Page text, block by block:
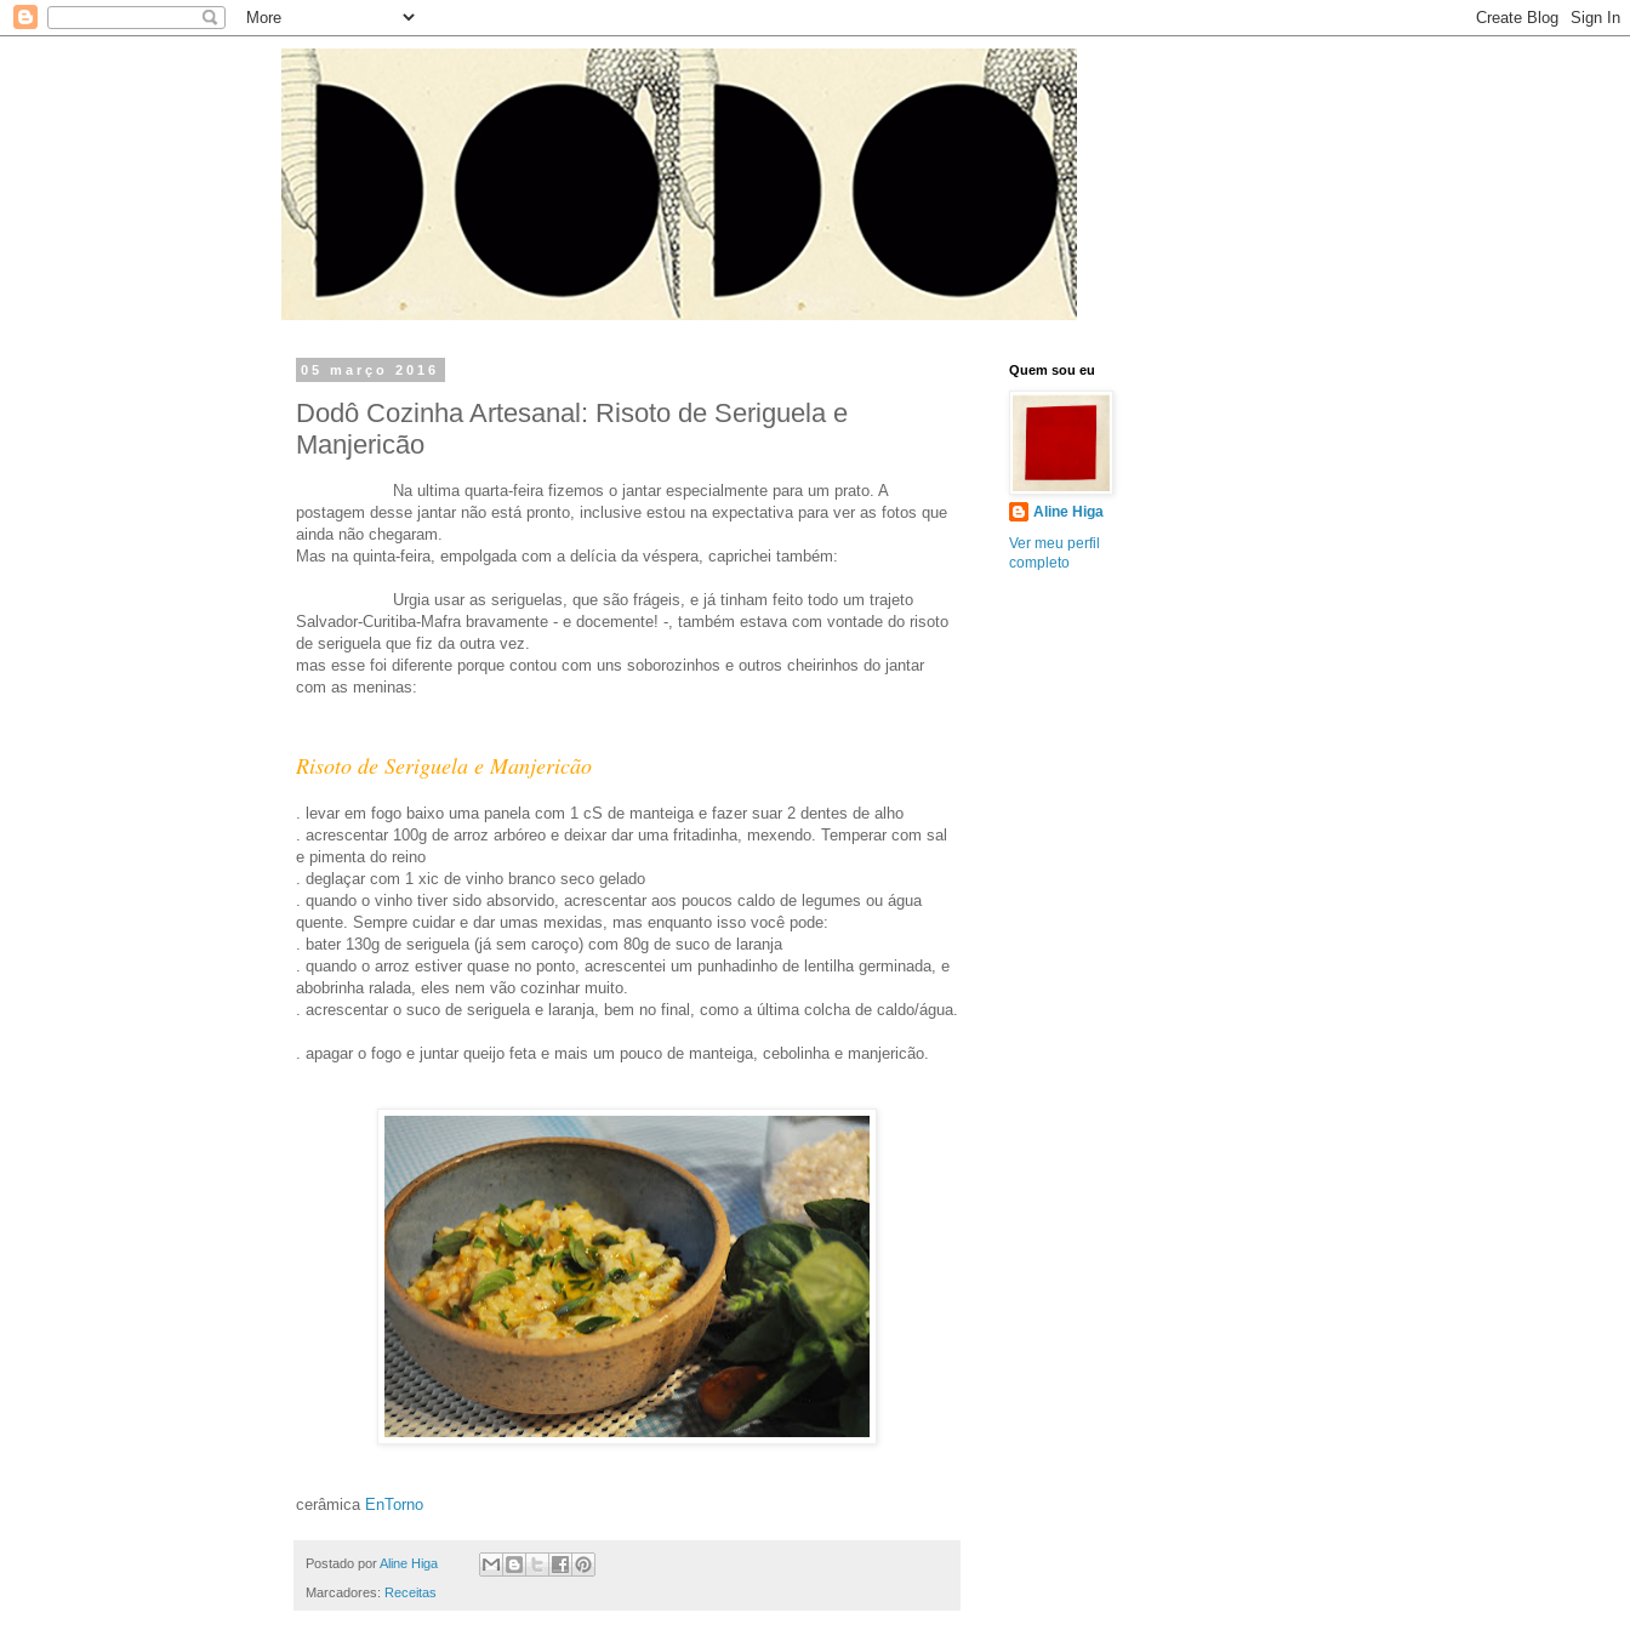
05 março 2016
Dodô Cozinha Artesanal: Risoto de Seriguela e
Manjericão
Na ultima quarta-feira fizemos o jantar especialmente para um prato. A
postagem desse jantar não está pronto, inclusive estou na expectativa para ver as fotos que
ainda não chegaram.
Mas na quinta-feira, empolgada com a delícia da véspera, caprichei também:
Urgia usar as seriguelas, que são frágeis, e já tinham feito todo um trajeto
Salvador-Curitiba-Mafra bravamente - e docemente! -, também estava com vontade do risoto
de seriguela que fiz da outra vez.
mas esse foi diferente porque contou com uns soborozinhos e outros cheirinhos do jantar
com as meninas:
Risoto de Seriguela e Manjericão
. levar em fogo baixo uma panela com 1 cS de manteiga e fazer suar 2 dentes de alho
. acrescentar 100g de arroz arbóreo e deixar dar uma fritadinha, mexendo. Temperar com sal
e pimenta do reino
. deglaçar com 1 xic de vinho branco seco gelado
. quando o vinho tiver sido absorvido, acrescentar aos poucos caldo de legumes ou água
quente. Sempre cuidar e dar umas mexidas, mas enquanto isso você pode:
. bater 130g de seriguela (já sem caroço) com 80g de suco de laranja
. quando o arroz estiver quase no ponto, acrescentei um punhadinho de lentilha germinada, e
abobrinha ralada, eles nem vão cozinhar muito.
. acrescentar o suco de seriguela e laranja, bem no final, como a última colcha de caldo/água.
. apagar o fogo e juntar queijo feta e mais um pouco de manteiga, cebolinha e manjericão.
cerâmica EnTorno
Postado porAline Higa
Marcadores: Receitas
Quem sou eu
Aline Higa
Ver meu perfil
completo